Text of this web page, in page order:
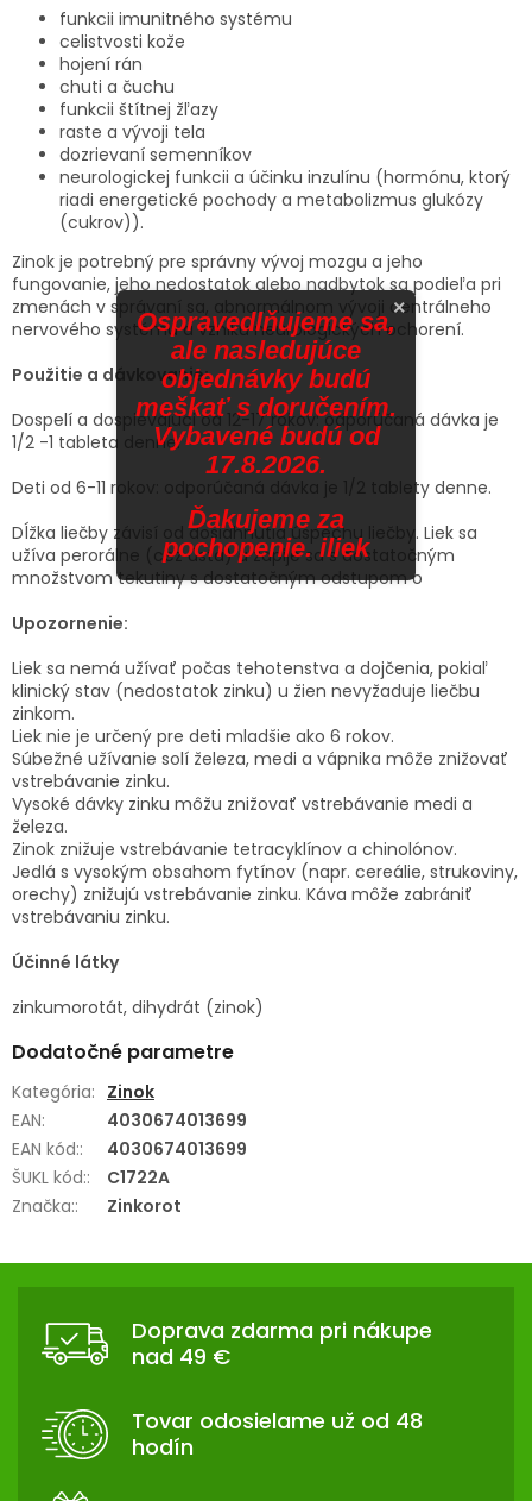
funkcii imunitného systému
celistvosti kože
hojení rán
chuti a čuchu
funkcii štítnej žľazy
raste a vývoji tela
dozrievaní semenníkov
neurologickej funkcii a účinku inzulínu (hormónu, ktorý
riadi energetické pochody a metabolizmus glukózy
(cukrov)).
Zinok je potrebný pre správny vývoj mozgu a jeho
fungovanie, jeho nedostatok alebo nadbytok sa podieľa pri
zmenách v správaní sa, abnormálnom vývoji centrálneho
nervového systému a vzniku neurologických ochorení.
Použitie a dávkovanie:
Dospelí a dospievajúci od 12-17 rokov: odporúčaná dávka je
1/2 -1 tableta denne.
Deti od 6-11 rokov: odporúčaná dávka je 1/2 tablety denne.
Dĺžka liečby závisí od dosiahnutia úspechu liečby. Liek sa
užíva perorálne (cez ústa) a zapije sa s dostatočným
množstvom tekutiny s dostatočným odstupom o
Upozornenie:
Liek sa nemá užívať počas tehotenstva a dojčenia, pokiaľ
klinický stav (nedostatok zinku) u žien nevyžaduje liečbu
zinkom.
Liek nie je určený pre deti mladšie ako 6 rokov.
Súbežné užívanie solí železa, medi a vápnika môže znižovať
vstrebávanie zinku.
Vysoké dávky zinku môžu znižovať vstrebávanie medi a
železa.
Zinok znižuje vstrebávanie tetracyklínov a chinolónov.
Jedlá s vysokým obsahom fytínov (napr. cereálie, strukoviny,
orechy) znižujú vstrebávanie zinku. Káva môže zabrániť
vstrebávaniu zinku.
Účinné látky
zinkumorotát, dihydrát (zinok)
Dodatočné parametre
Kategória: Zinok
EAN:
4030674013699
EAN kód::
4030674013699
ŠUKL kód::
C1722A
Značka:: Zinkorot
Z
Doprava zdarma pri nákupe
nad 49 €
Tovar odosielame už od 48
hodín
×
Ospravedlňujeme sa,
ale nasledujúce
objednávky budú
meškať s doručením.
Vybavené budú od
17.8.2026.
Ďakujeme za
pochopenie. iliek